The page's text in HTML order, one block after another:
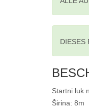
DIESES
Startni luk
Širina: 8m